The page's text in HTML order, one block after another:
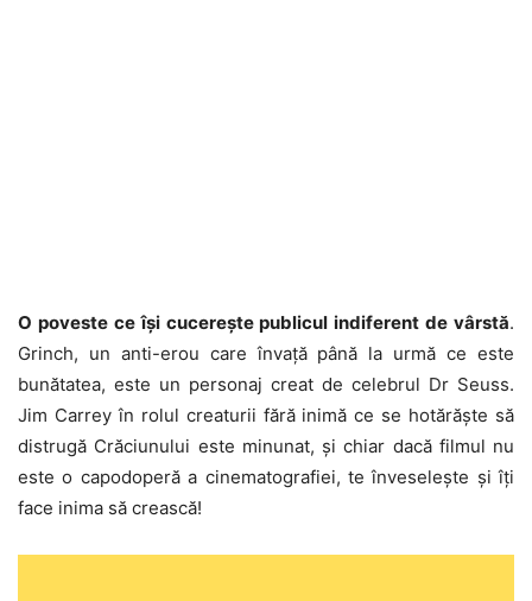
O poveste ce își cucerește publicul indiferent de vârstă.
Grinch, un anti-erou care învață până la urmă ce este
bunătatea, este un personaj creat de celebrul Dr Seuss.
Jim Carrey în rolul creaturii fără inimă ce se hotărăște să
distrugă Crăciunului este minunat, și chiar dacă filmul nu
este o capodoperă a cinematografiei, te înveselește și îți
face inima să crească!